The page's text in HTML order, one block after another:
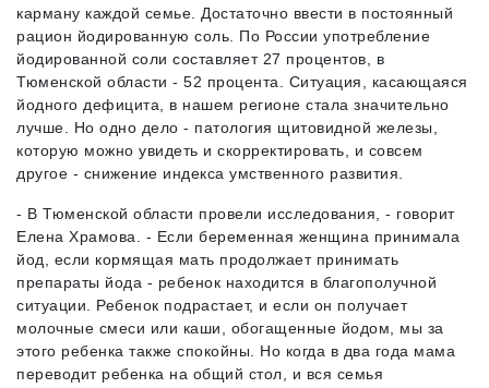
карману каждой семье. Достаточно ввести в постоянный
рацион йодированную соль. По России употребление
йодированной соли составляет 27 процентов, в
Тюменской области - 52 процента. Ситуация, касающаяся
йодного дефицита, в нашем регионе стала значительно
лучше. Но одно дело - патология щитовидной железы,
которую можно увидеть и скорректировать, и совсем
другое - снижение индекса умственного развития.
- В Тюменской области провели исследования, - говорит
Елена Храмова. - Если беременная женщина принимала
йод, если кормящая мать продолжает принимать
препараты йода - ребенок находится в благополучной
ситуации. Ребенок подрастает, и если он получает
молочные смеси или каши, обогащенные йодом, мы за
этого ребенка также спокойны. Но когда в два года мама
переводит ребенка на общий стол, и вся семья